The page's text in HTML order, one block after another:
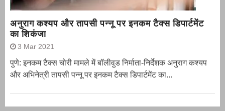
अनुराग कश्यप और तापसी पन्नू पर इनकम टैक्स डिपार्टमेंट
का शिकंजा
3 Mar 2021
पुणे: इनकम टैक्स चोरी मामले में बॉलीवुड निर्माता-निर्देशक अनुराग कश्यप
और अभिनेत्री तापसी पन्नू पर इनकम टैक्स डिपार्टमेंट का...